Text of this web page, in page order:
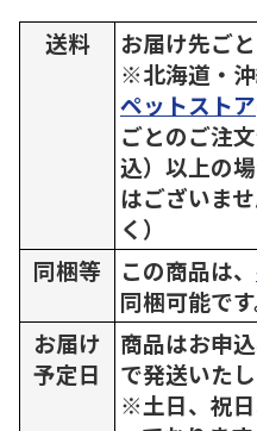
送料
お届け先ご
※北海道・沖
ペットストア
ごとのご注
込）以上の
はございま
く）
同梱等
この商品は、
同梱可能です
お届け
予定日
商品はお申
で発送いたし
※土日、祝